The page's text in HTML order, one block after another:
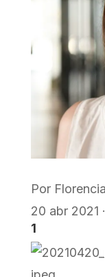
Por
20 abr 2021
1